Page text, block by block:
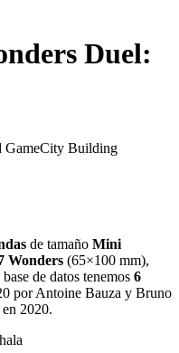
Duel:
GameCity Building
de tamaño Mini
Wonders (65×100 mm),
de datos tenemos 6
por Antoine Bauza y Bruno
2020.